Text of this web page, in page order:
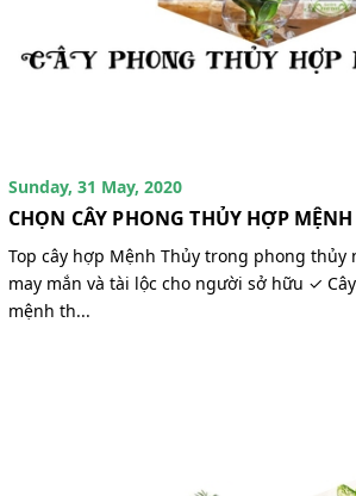
Sunday, 31 May, 2020
CHỌN CÂY PHONG THỦY HỢP
Top cây hợp Mệnh Thủy trong phong thủy
may mắn và tài lộc cho người sở hữu ✓
mệnh th...